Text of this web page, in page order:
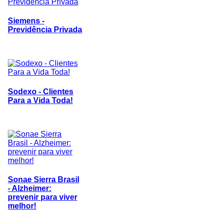
Siemens -
Previdência Privada
Sodexo - Clientes
Para a Vida Toda!
Sonae Sierra Brasil
- Alzheimer:
prevenir para viver
melhor!